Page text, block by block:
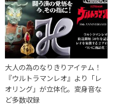
大人の為のなりきりアイテム！
『ウルトラマンレオ』より「レ
オリング」が立体化。変身音な
ど多数収録